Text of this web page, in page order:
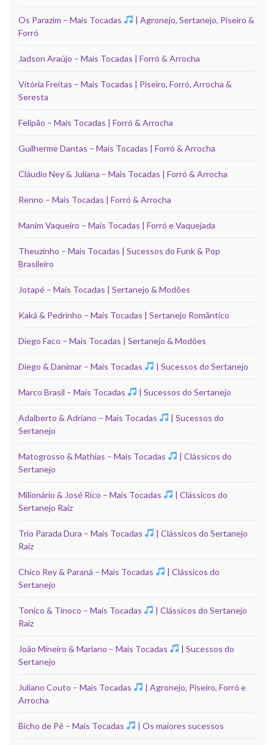
Os Parazim – Mais Tocadas
| Agronejo, Sertanejo, Piseiro &
Forró
Jadson Araújo – Mais Tocadas | Forró & Arrocha
Vitória Freitas – Mais Tocadas | Piseiro, Forró, Arrocha &
Seresta
Felipão – Mais Tocadas | Forró & Arrocha
Guilherme Dantas – Mais Tocadas | Forró & Arrocha
Cláudio Ney & Juliana – Mais Tocadas | Forró & Arrocha
Renno – Mais Tocadas | Forró & Arrocha
Manim Vaqueiro – Mais Tocadas | Forró e Vaquejada
Theuzinho – Mais Tocadas | Sucessos do Funk & Pop
Brasileiro
Jotapé – Mais Tocadas | Sertanejo & Modões
Kaká & Pedrinho – Mais Tocadas | Sertanejo Romântico
Diego Faco – Mais Tocadas | Sertanejo & Modões
Diego & Danimar – Mais Tocadas | Sucessos do Sertanejo
Marco Brasil – Mais Tocadas | Sucessos do Sertanejo
Adalberto & Adriano – Mais Tocadas
| Sucessos do
Sertanejo
Matogrosso & Mathias – Mais Tocadas
| Clássicos do
Sertanejo
Milionário & José Rico – Mais Tocadas
| Clássicos do
Sertanejo Raiz
Trio Parada Dura – Mais Tocadas
| Clássicos do Sertanejo
Raiz
Chico Rey & Paraná – Mais Tocadas
| Clássicos do
Sertanejo
Tonico & Tinoco – Mais Tocadas
| Clássicos do Sertanejo
Raiz
João Mineiro & Mariano – Mais Tocadas
| Sucessos do
Sertanejo
Juliano Couto – Mais Tocadas
| Agronejo, Piseiro, Forró e
Arrocha
Bicho de Pé – Mais Tocadas | Os maiores sucessos